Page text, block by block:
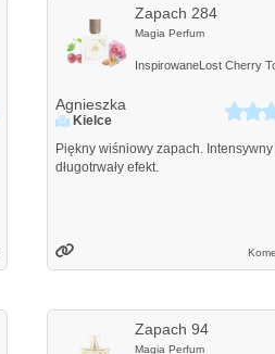
Zapach 284
Magia Perfum
InspirowaneLost Cherry
Agnieszka
Kielce
Piękny wiśniowy zapach. Intensywny
długotrwały efekt.
Zapach 94
Magia Perfum